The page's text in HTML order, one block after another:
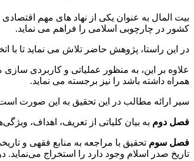
بیت المال به عنوان یکی از نهاد های مهم
کشور در چارچوبی اسلامی را فراهم می نماید.
در این راستا، پژوهش حاضر تلاش می نماید تا با
علاوه بر این، به منظور عملیاتی و کاربردی
همراه داشته باشد را نیز برجسته می نماید.
سیر ارائه مطالب در این تحقیق به این صورت
فصل دوم به بیان کلیاتی از تعریف، اهداف،
فصل سوم تحقیق با مراجعه به منابع فقهی و
تاریخ صدر اسلام وجود دارد را استخراج